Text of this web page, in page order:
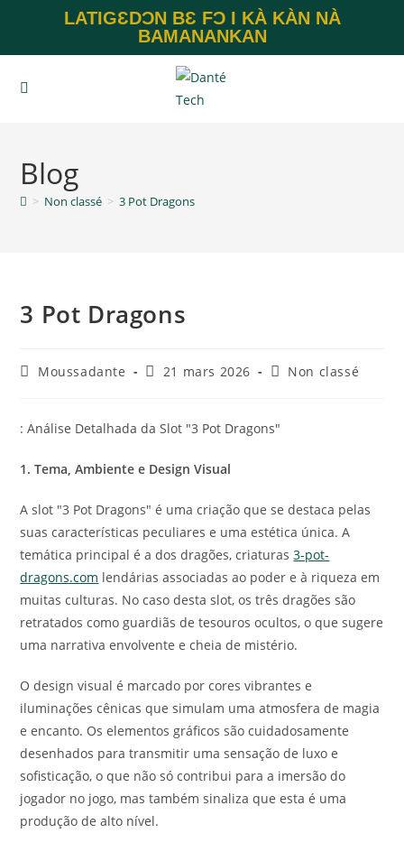
LATIGƐDƆN BƐ FƆ I KÀ KÀN NÀ
BAMANANKAN
Blog
> Non classé > 3 Pot Dragons
3 Pot Dragons
Moussadante 21 mars 2026 Non classé
: Análise Detalhada da Slot "3 Pot Dragons"
1. Tema, Ambiente e Design Visual
A slot "3 Pot Dragons" é uma criação que se destaca pelas
suas características peculiares e uma estética única. A
temática principal é a dos dragões, criaturas3-pot-
dragons.com lendárias associadas ao poder e à riqueza em
muitas culturas. No caso desta slot, os três dragões são
retratados como guardiãs de tesouros ocultos, o que sugere
uma narrativa envolvente e cheia de mistério.
O design visual é marcado por cores vibrantes e
iluminações cênicas que simulam uma atmosfera de magia
e encanto. Os elementos gráficos são cuidadosamente
desenhados para transmitir uma sensação de luxo e
sofisticação, o que não só contribui para a imersão do
jogador no jogo, mas também sinaliza que esta é uma
produção de alto nível.